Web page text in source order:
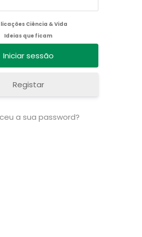
Ciência & Vida
Ideias que ficam
Registar
a sua password?